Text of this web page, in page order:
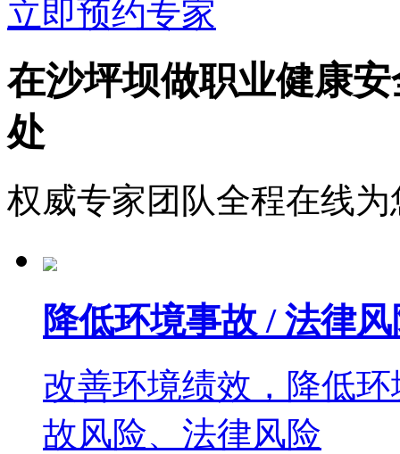
立即预约专家
在沙坪坝做职业健康
处
权威专家团队全程在线
降低环境事故 / 法律
改善环境绩效，降低环
故风险、法律风险